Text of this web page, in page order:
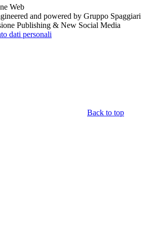
and powered by Gruppo Spaggiari
Publishing & New Social Media
dati personali
Back to top